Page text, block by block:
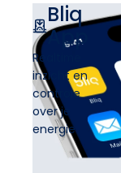
Bliq
App
Realtime
inzicht en
controle
over je
energie